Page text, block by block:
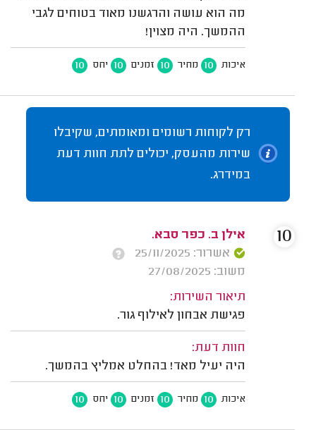
מה הוא עושה והרגשנו מאוד בטוחים לגבי
ההמשך. היה מצוין!
איכות 10 מחיר 10 זמנים 10 יחס 10
רק לקוחות רשומים ומאומתים, שקיבלו
שירות מהעסק, יכולים לתת חוות דעת
במידרג.
אילן ב. כפר סבא.
אשרור: 25/11/2025
משוב: 27/08/2025
תיאור השירות:
פגישת אבחון לאילוף גור.
חוות דעת:
היה יעיל מאד! בהחלט אמליץ בהמשך.
איכות 10 מחיר 10 זמנים 10 יחס 10
10